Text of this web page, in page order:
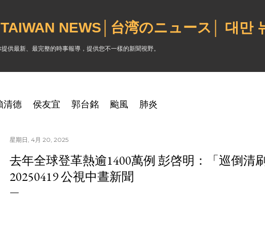
NEWS│台湾のニュース│ 대만
供最新、最完整的時事報導，提供您不一樣的新聞視野。
清德 侯友宜 郭台銘 颱風 肺炎
星期日, 4月 20, 2025
去年全球登革熱逾1400萬例 彭啓明：「巡倒清
20250419 公視中晝新聞